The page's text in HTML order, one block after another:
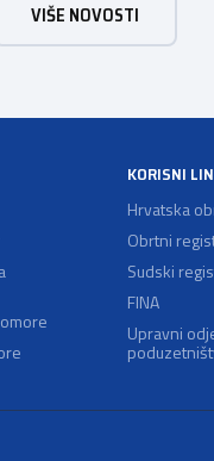
VIŠE NOVOSTI
KORISNI
Hrvatska
Obrtni
Sudski
FINA
Upravni